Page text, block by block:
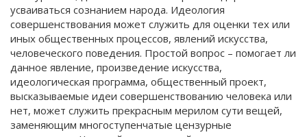
усваиваться сознанием народа. Идеология
совершенствования может служить для оценки тех или
иных общественных процессов, явлений искусства,
человеческого поведения. Простой вопрос – помогает ли
данное явление, произведение искусства,
идеологическая программа, общественный проект,
высказываемые идеи совершенствованию человека или
нет, может служить прекрасным мерилом сути вещей,
заменяющим многоступенчатые цензурные